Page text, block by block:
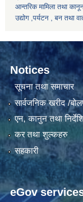
आन्तरिक मामिला तथा
उद्योग ,पर्यटन , बन तथा
Notices
सूचना तथा समाचार
सार्वजनिक खरीद /
एन, कानुन तथा
कर तथा शुल्कहरु
सहकारी
eGov